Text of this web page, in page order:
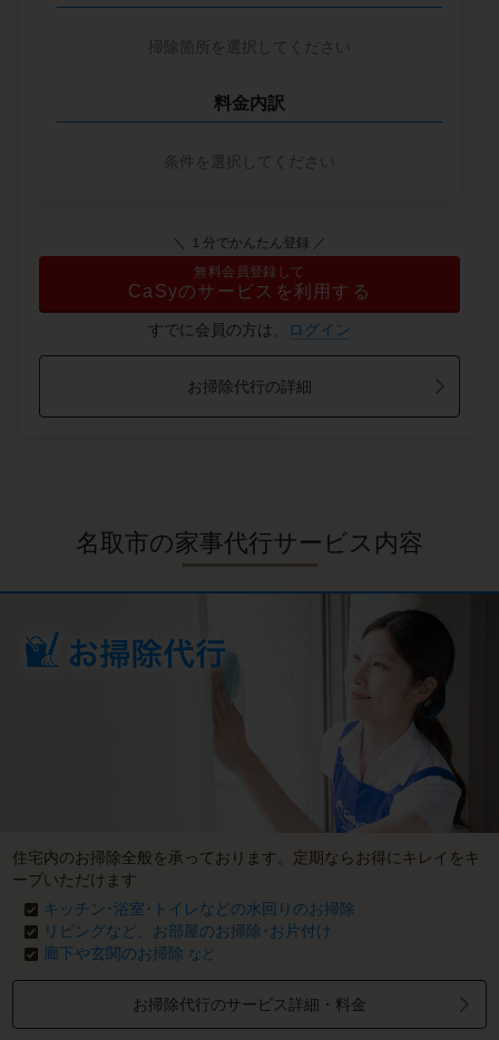
掃除箇所を選択してください
料金内訳
条件を選択してください
＼ １分でかんたん登録 ／
無料会員登録して
CaSyのサービスを利用する
すでに会員の方は、 ログイン
お掃除代行の詳細
名取市の家事代行サービス内容
住宅内のお掃除全般を承っております。定期ならお得にキレイをキ
ープいただけます
キッチン･浴室･トイレなどの水回りのお掃除
リビングなど、お部屋のお掃除･お片付け
廊下や玄関のお掃除 など
お掃除代行のサービス詳細・料金